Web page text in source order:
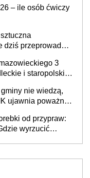
– ile osób ćwiczy
dziś przeprowadzić
3
i staropolskie.
nie wiedzą,
ujawnia poważną
od przypraw:
wyrzucić